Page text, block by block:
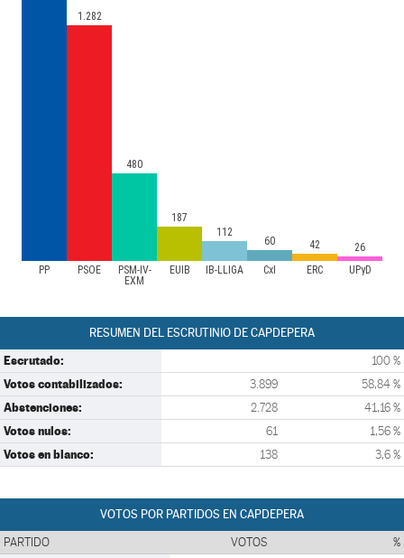
PP PSOE
PSM-IV-
EXM
EUIB IB-LLIGA CxI ERC UPyD
1.282
480
187
112
60 42 26
RESUMEN DEL ESCRUTINIO DE CAPDEPERA
Escrutado: 100 %
Votos contabilizados: 3.899 58,84 %
Abstenciones: 2.728 41,16 %
Votos nulos: 61 1,56 %
Votos en blanco: 138 3,6 %
VOTOS POR PARTIDOS EN CAPDEPERA
PARTIDO VOTOS %